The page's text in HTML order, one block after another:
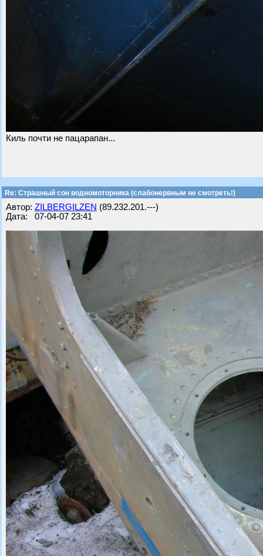
Киль почти не пацарапан...
Re: Страшный сон водномоторника (слабонервным не смотреть!)
Автор: ZILBERGILZEN (89.232.201.---)
Дата: 07-04-07 23:41